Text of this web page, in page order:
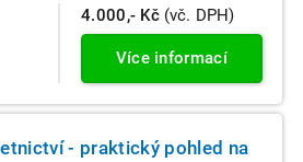
4.000,- Kč (vč. DPH)
Více informací
- praktický pohled na